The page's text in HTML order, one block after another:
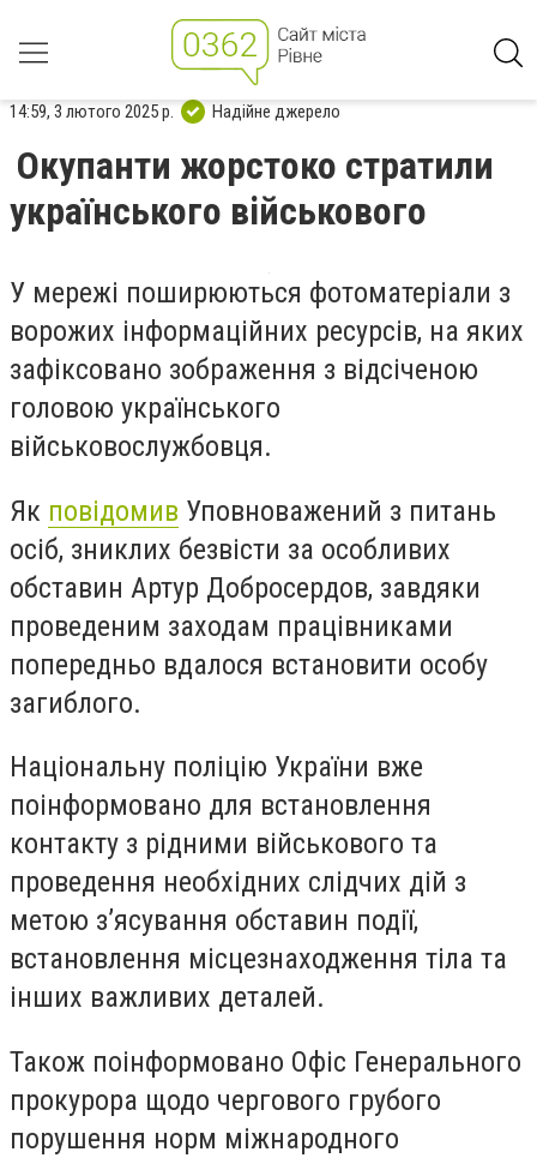
14:59, 3 лютого 2025 р. Надійне джерело
Окупанти жорстоко стратили
українського військового
У мережі поширюються фотоматеріали з
ворожих інформаційних ресурсів, на яких
зафіксовано зображення з відсіченою
головою українського
військовослужбовця.
Як повідомив Уповноважений з питань
осіб, зниклих безвісти за особливих
обставин Артур Добросердов, завдяки
проведеним заходам працівниками
попередньо вдалося встановити особу
загиблого.
Національну поліцію України вже
поінформовано для встановлення
контакту з рідними військового та
проведення необхідних слідчих дій з
метою з’ясування обставин події,
встановлення місцезнаходження тіла та
інших важливих деталей.
Також поінформовано Офіс Генерального
прокурора щодо чергового грубого
порушення норм міжнародного